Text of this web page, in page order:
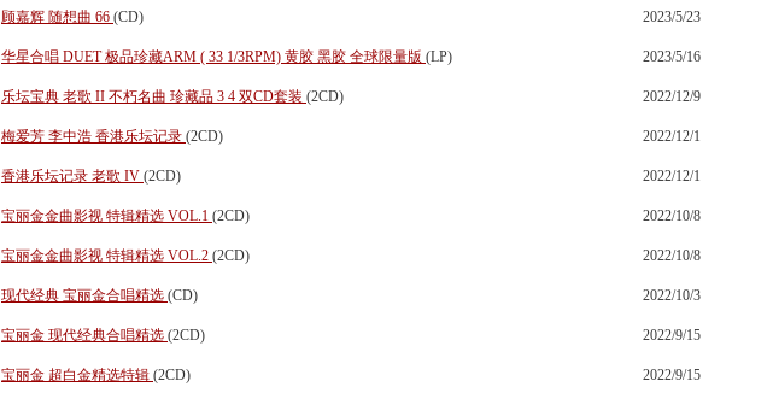
顾嘉辉 随想曲 66 (CD) 2023/5/23
华星合唱 DUET 极品珍藏ARM ( 33 1/3RPM) 黄胶 黑胶 全球限量版 (LP) 2023/5/16
乐坛宝典 老歌 II 不朽名曲 珍藏品 3 4 双CD套装 (2CD) 2022/12/9
梅爱芳 李中浩 香港乐坛记录 (2CD) 2022/12/1
香港乐坛记录 老歌 IV (2CD) 2022/12/1
宝丽金金曲影视 特辑精选 VOL.1 (2CD) 2022/10/8
宝丽金金曲影视 特辑精选 VOL.2 (2CD) 2022/10/8
现代经典 宝丽金合唱精选 (CD) 2022/10/3
宝丽金 现代经典合唱精选 (2CD) 2022/9/15
宝丽金 超白金精选特辑 (2CD) 2022/9/15